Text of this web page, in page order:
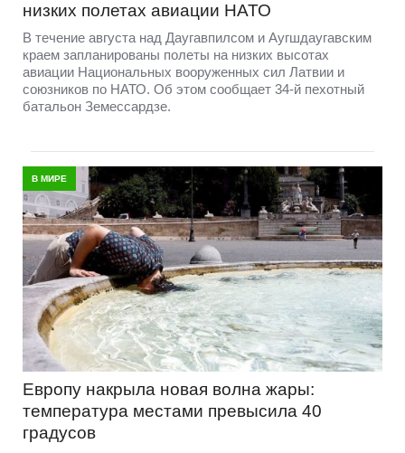
низких полетах авиации НАТО
В течение августа над Даугавпилсом и Аугшдаугавским
краем запланированы полеты на низких высотах
авиации Национальных вооруженных сил Латвии и
союзников по НАТО. Об этом сообщает 34-й пехотный
батальон Земессардзе.
В МИРЕ
Европу накрыла новая волна жары:
температура местами превысила 40
градусов